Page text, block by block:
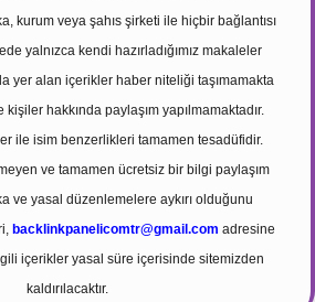
kurum veya şahıs şirketi ile hiçbir bağlantısı
yalnızca kendi hazırladığımız makaleler
yer alan içerikler haber niteliği taşımamakta
hakkında paylaşım yapılmamaktadır.
ile isim benzerlikleri tamamen tesadüfidir.
ve tamamen ücretsiz bir bilgi paylaşım
ve yasal düzenlemelere aykırı olduğunu
backlinkpanelicomtr@gmail.com adresine
içerikler yasal süre içerisinde sitemizden
kaldırılacaktır.